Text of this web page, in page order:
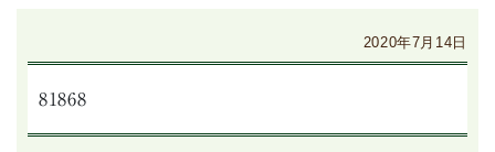
2020年7月14日
81868